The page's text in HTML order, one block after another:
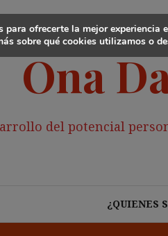
Ona
del potencial
¿QUIENES
para ofrecerte la mejor experiencia
sobre qué cookies utilizamos o